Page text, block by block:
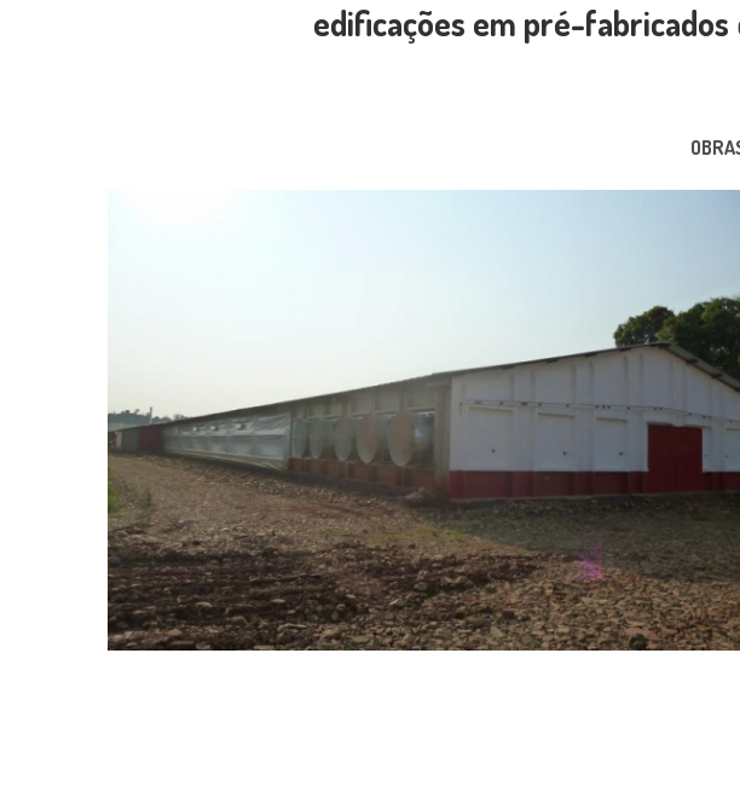
edificações em pré-fabricados